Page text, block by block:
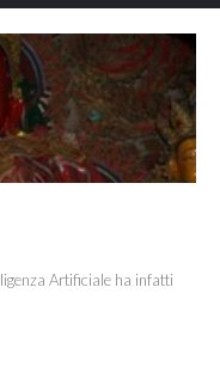
Artificiale ha infatti